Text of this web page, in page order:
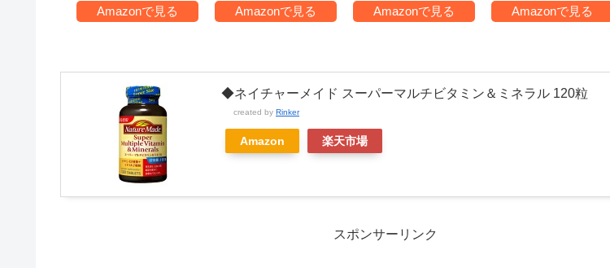
Amazonで見る Amazonで見る Amazonで見る Amazonで見る
◆ネイチャーメイド スーパーマルチビタミン＆ミネラル 120粒
created by Rinker
Amazon 楽天市場
スポンサーリンク